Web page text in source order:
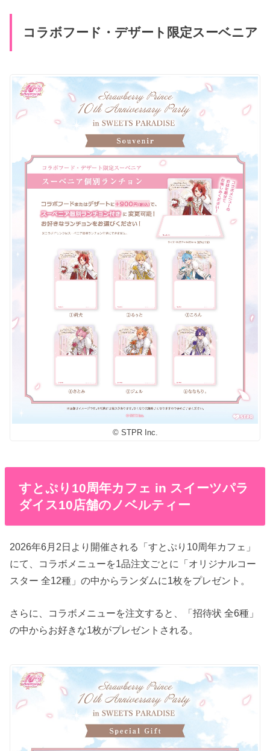
コラボフード・デザート限定スーベニア
© STPR Inc.
すとぷり10周年カフェ in スイーツパラ
ダイス10店舗のノベルティー
2026年6月2日より開催される「すとぷり10周年カフェ」
にて、コラボメニューを1品注文ごとに「オリジナルコー
スター 全12種」の中からランダムに1枚をプレゼント。
さらに、コラボメニューを注文すると、「招待状 全6種」
の中からお好きな1枚がプレゼントされる。